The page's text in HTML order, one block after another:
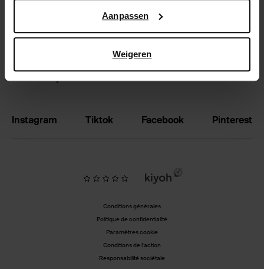
Aanpassen
Weigeren
Échanger et retourner
BE | Français
Instagram Tiktok Facebook Pinterest
Conditions générales
Politique de confidentialité
Paramètres cookie
Conditions de l'action
Responsabilité sociétale